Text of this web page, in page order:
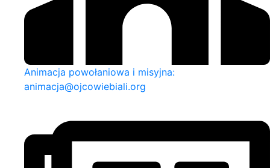
Animacja powołaniowa i misyjna:
animacja@ojcowiebiali.org